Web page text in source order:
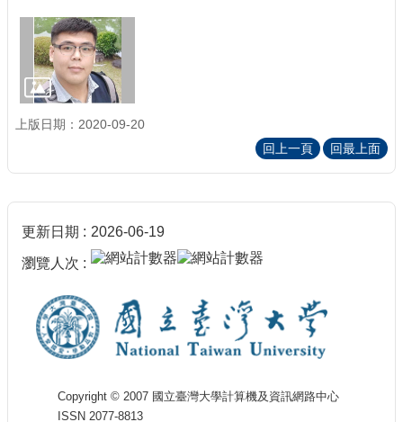
上版日期：2020-09-20
回上一頁
回最上面
更新日期 2026-06-19
瀏覽人次
Copyright © 2007 國立臺灣大學計算機及資訊網路中心
ISSN 2077-8813